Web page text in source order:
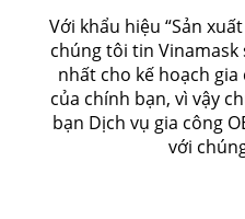
Với khẩu hiệu “Sản
chúng tôi tin
nhất cho kế hoạch
của chính bạn, vì vậy
bạn Dịch vụ gia công OEM
với